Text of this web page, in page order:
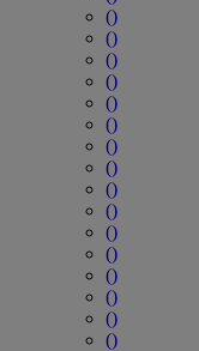
()
()
()
()
()
()
()
()
()
()
()
()
()
()
()
()